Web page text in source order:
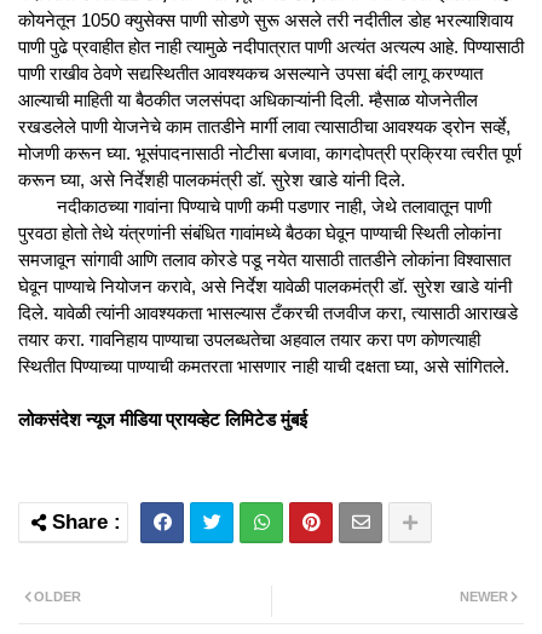
कोयनेतून 1050 क्युसेक्स पाणी सोडणे सुरू असले तरी नदीतील डोह भरल्याशिवाय
पाणी पुढे प्रवाहीत होत नाही त्यामुळे नदीपात्रात पाणी अत्यंत अत्यल्प आहे. पिण्यासाठी
पाणी राखीव ठेवणे सद्यस्थितीत आवश्यकच असल्याने उपसा बंदी लागू करण्यात
आल्याची माहिती या बैठकीत जलसंपदा अधिकाऱ्यांनी दिली. म्हैसाळ योजनेतील
रखडलेले पाणी येाजनेचे काम तातडीने मार्गी लावा त्यासाठीचा आवश्यक ड्रोन सर्व्हे,
मोजणी करून घ्या. भूसंपादनासाठी नोटीसा बजावा, कागदोपत्री प्रक्रिया त्वरीत पूर्ण
करून घ्या, असे निर्देशही पालकमंत्री डॉ. सुरेश खाडे यांनी दिले.
नदीकाठच्या गावांना पिण्याचे पाणी कमी पडणार नाही, जेथे तलावातून पाणी
पुरवठा होतो तेथे यंत्रणांनी संबंधित गावांमध्ये बैठका घेवून पाण्याची स्थिती लोकांना
समजावून सांगावी आणि तलाव कोरडे पडू नयेत यासाठी तातडीने लोकांना विश्वासात
घेवून पाण्याचे नियोजन करावे, असे निर्देश यावेळी पालकमंत्री डॉ. सुरेश खाडे यांनी
दिले. यावेळी त्यांनी आवश्यकता भासल्यास टँकरची तजवीज करा, त्यासाठी आराखडे
तयार करा. गावनिहाय पाण्याचा उपलब्धतेचा अहवाल तयार करा पण कोणत्याही
स्थितीत पिण्याच्या पाण्याची कमतरता भासणार नाही याची दक्षता घ्या, असे सांगितले.
लोकसंदेश न्यूज मीडिया प्रायव्हेट लिमिटेड मुंबई
NEWER
OLDER